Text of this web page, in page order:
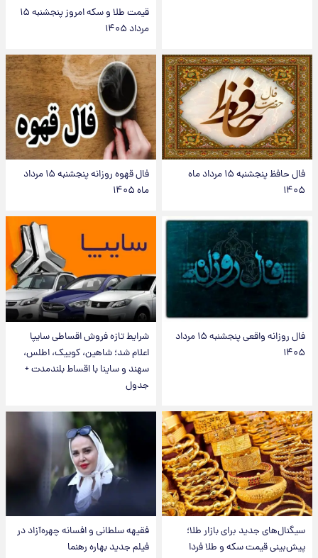
قیمت طلا و سکه امروز پنجشنبه ۱۵
مرداد ۱۴۰۵
فال حافظ پنجشنبه ۱۵ مرداد ماه
۱۴۰۵
فال قهوه روزانه پنجشنبه ۱۵ مرداد
ماه ۱۴۰۵
فال روزانه واقعی پنجشنبه ۱۵ مرداد
۱۴۰۵
شرایط تازه فروش اقساطی سایپا
اعلام شد؛ شاهین، کوییک، اطلس،
سهند و ساینا با اقساط بلندمدت +
جدول
سیگنال‌های جدید برای بازار طلا؛
پیش‌بینی قیمت سکه و طلا فردا
فقیهه سلطانی و افسانه چهره‌آزاد در
فیلم جدید بهاره رهنما